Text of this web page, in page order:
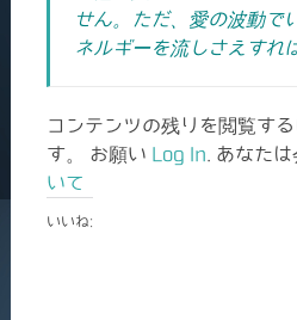
せん。ただ、愛の波動で
ネルギーを流しさえすれ
コンテンツの残りを閲覧す
す。 お願い Log In . あなた
いて
いいね: